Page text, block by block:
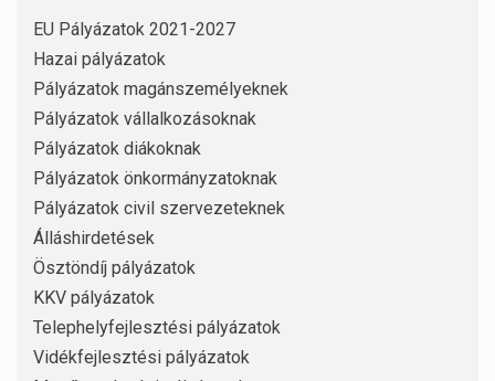
EU Pályázatok 2021-2027
Hazai pályázatok
Pályázatok magánszemélyeknek
Pályázatok vállalkozásoknak
Pályázatok diákoknak
Pályázatok önkormányzatoknak
Pályázatok civil szervezeteknek
Álláshirdetések
Ösztöndíj pályázatok
KKV pályázatok
Telephelyfejlesztési pályázatok
Vidékfejlesztési pályázatok